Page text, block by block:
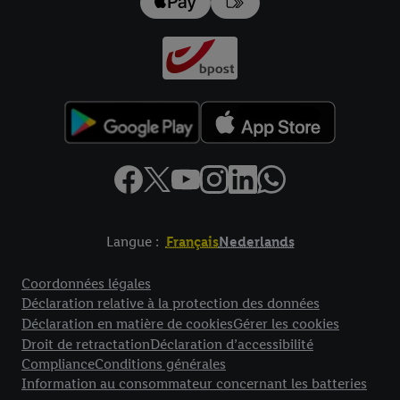
Langue : FrançaisNederlands
Coordonnées légales
Déclaration relative à la protection des données
Déclaration en matière de cookiesGérer les cookies
Droit de retractationDéclaration d’accessibilité
ComplianceConditions générales
Information au consommateur concernant les batteries